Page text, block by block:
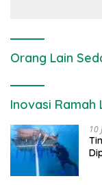
Orang Lain
Inovasi Ramah
10